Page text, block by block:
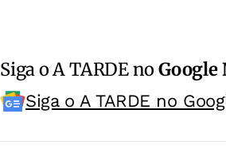
Siga o A TARDE noGoogle
Siga o A TARDE no